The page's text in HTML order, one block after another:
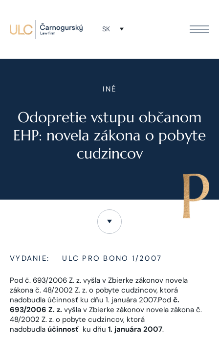
SK
INÉ
Odopretie vstupu občanom
EHP: novela zákona o pobyte
cudzincov
VYDANIE: ULC PRO BONO 1/2007
Pod č. 693/2006 Z. z. vyšla v Zbierke zákonov novela
zákona č. 48/2002 Z. z. o pobyte cudzincov, ktorá
nadobudla účinnosť ku dňu 1. januára 2007.Pod č.
693/2006 Z. z. vyšla v Zbierke zákonov novela zákona č.
48/2002 Z. z. o pobyte cudzincov, ktorá
nadobudla účinnosť ku dňu 1. januára 2007.